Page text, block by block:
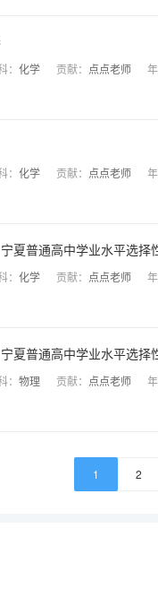
： 化学 贡献： 点点老师
： 化学 贡献： 点点老师
夏普通高中学业水平选择
： 化学 贡献： 点点老师
夏普通高中学业水平选择
： 物理 贡献： 点点老师
1 2